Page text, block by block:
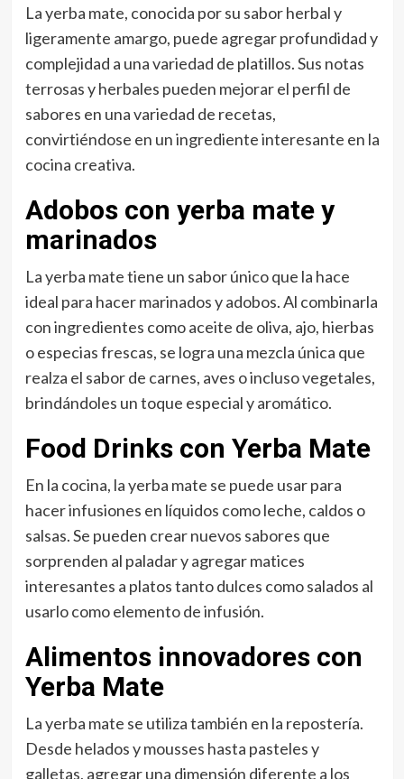
La yerba mate, conocida por su sabor herbal y
ligeramente amargo, puede agregar profundidad y
complejidad a una variedad de platillos. Sus notas
terrosas y herbales pueden mejorar el perfil de
sabores en una variedad de recetas,
convirtiéndose en un ingrediente interesante en la
cocina creativa.
Adobos con yerba mate y
marinados
La yerba mate tiene un sabor único que la hace
ideal para hacer marinados y adobos. Al combinarla
con ingredientes como aceite de oliva, ajo, hierbas
o especias frescas, se logra una mezcla única que
realza el sabor de carnes, aves o incluso vegetales,
brindándoles un toque especial y aromático.
Food Drinks con Yerba Mate
En la cocina, la yerba mate se puede usar para
hacer infusiones en líquidos como leche, caldos o
salsas. Se pueden crear nuevos sabores que
sorprenden al paladar y agregar matices
interesantes a platos tanto dulces como salados al
usarlo como elemento de infusión.
Alimentos innovadores con
Yerba Mate
La yerba mate se utiliza también en la repostería.
Desde helados y mousses hasta pasteles y
galletas, agregar una dimensión diferente a los